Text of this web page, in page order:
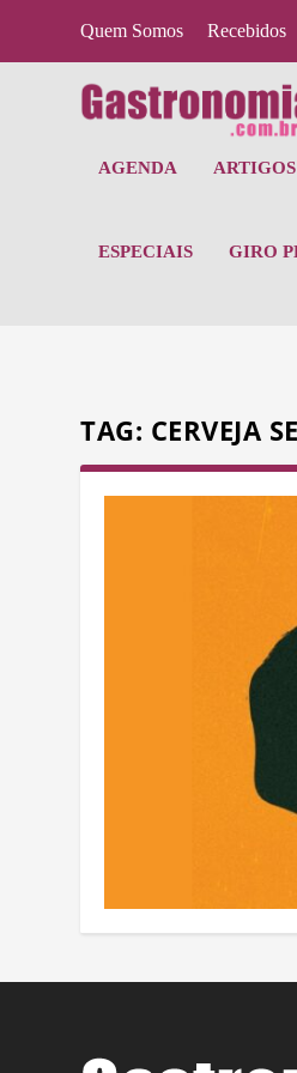
Quem Somos Recebidos
AGENDA ARTIGOS
ESPECIAIS GIRO
TAG: CERVEJA